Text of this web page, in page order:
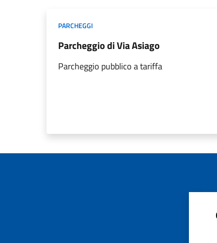
PARCHEGGI
Parcheggio di Via Asiago
Parcheggio pubblico a tariffa